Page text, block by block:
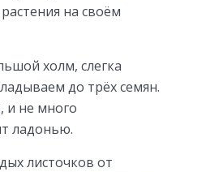
на своём
холм, слегка
до трёх семян.
и не много
ладонью.
листочков от